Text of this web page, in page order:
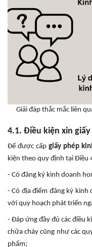
Giải đáp thắc mắc liên
4.1. Điều kiện xin
Để được cấp giấy phép
kiện theo quy định tại Điều
- Có đăng ký kinh doanh
- Có địa điểm đăng ký
với quy hoạch phát triển
- Đáp ứng đầy đủ các điều
chữa cháy cũng như các
phẩm;